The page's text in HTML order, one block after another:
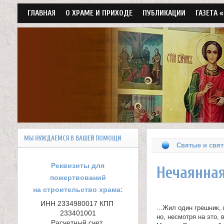
Х
р
Г
л
е
н
ГЛАВНАЯ О ХРАМЕ И ПРИХОДЕ ПУБЛИКАЦИИ ГАЗЕТА
Святые и
...Жил один
но, несмотря на это,
МЫ НУЖДАЕМСЯ В ВАШЕЙ ПОМОЩИ
Реквизиты для
пожертвований
на строительство храма:
ИНН 2334980017 КПП
233401001
Расчетный счет